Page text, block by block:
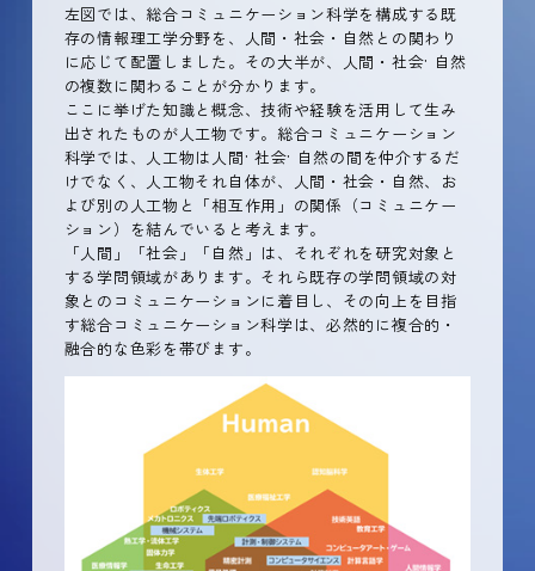
左図では、総合コミュニケーション科学を構成する既
存の情報理工学分野を、人間・社会・自然との関わり
に応じて配置しました。その大半が、人間・社会· 自然
の複数に関わることが分かります。
ここに挙げた知識と概念、技術や経験を活用して生み
出されたものが人工物です。総合コミュニケーション
科学では、人工物は人間· 社会· 自然の間を仲介するだ
けでなく、人工物それ自体が、人間・社会・自然、お
よび別の人工物と「相互作用」の関係（コミュニケー
ション）を結んでいると考えます。
「人間」「社会」「自然」は、それぞれを研究対象と
する学問領域があります。それら既存の学問領域の対
象とのコミュニケーションに着目し、その向上を目指
す総合コミュニケーション科学は、必然的に複合的・
融合的な色彩を帯びます。